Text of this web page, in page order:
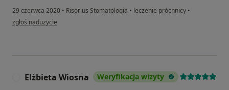
29 czerwca 2020 • Risorius Stomatologia • leczenie próchnicy •
w opinii użytkownika Konto zostało usunięte
zgłoś nadużycie
Elżbieta Wiosna Weryfikacja wizyty